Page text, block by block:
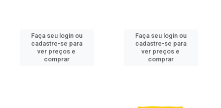
Faça seu login ou
cadastre-se para
ver preços e
comprar
Faça seu login ou
cadastre-se para
ver preços e
comprar